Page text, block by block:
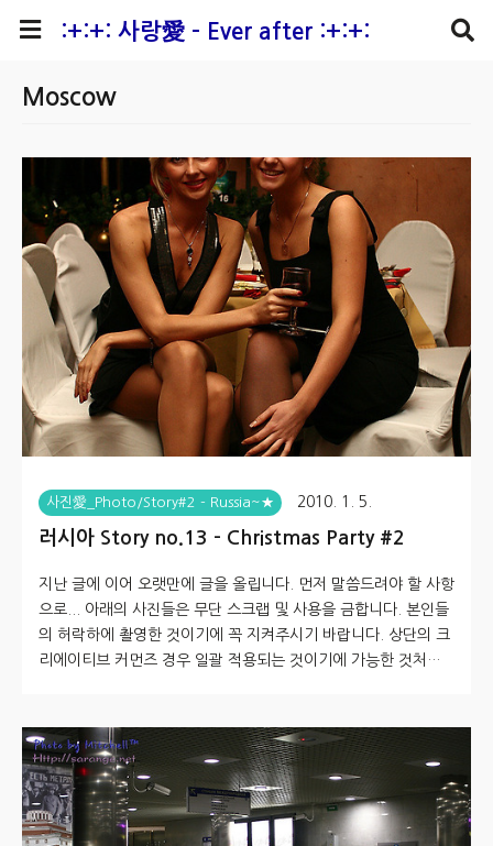
:+:+: 사랑愛 - Ever after :+:+:
Moscow
사진愛_Photo/Story#2 - Russia~★ 2010. 1. 5.
러시아 Story no.13 - Christmas Party #2
지난 글에 이어 오랫만에 글을 올립니다. 먼저 말씀드려야 할 사항
으로... 아래의 사진들은 무단 스크랩 및 사용을 금합니다. 본인들
의 허락하에 촬영한 것이기에 꼭 지켜주시기 바랍니다. 상단의 크
리에이티브 커먼즈 경우 일괄 적용되는 것이기에 가능한 것처럼
올려봅니다. 이 분들은 모두 전문 모델이 아닌 일반인이며, 러시아
H모 회사에서 근무하는 분들입니다. 앞서 글에서 설명드렸듯, 이
날은 한국에선 크리스마스 였지만, 러시아에서는 그냥 평일 중 하
루.. 인 날이었습니다. 또 한가지 말씀드릴 사항으로.. 이 장소는
나이트클럽 입니다. 클럽을 전세내어 H사의 송년파티를 했을 때